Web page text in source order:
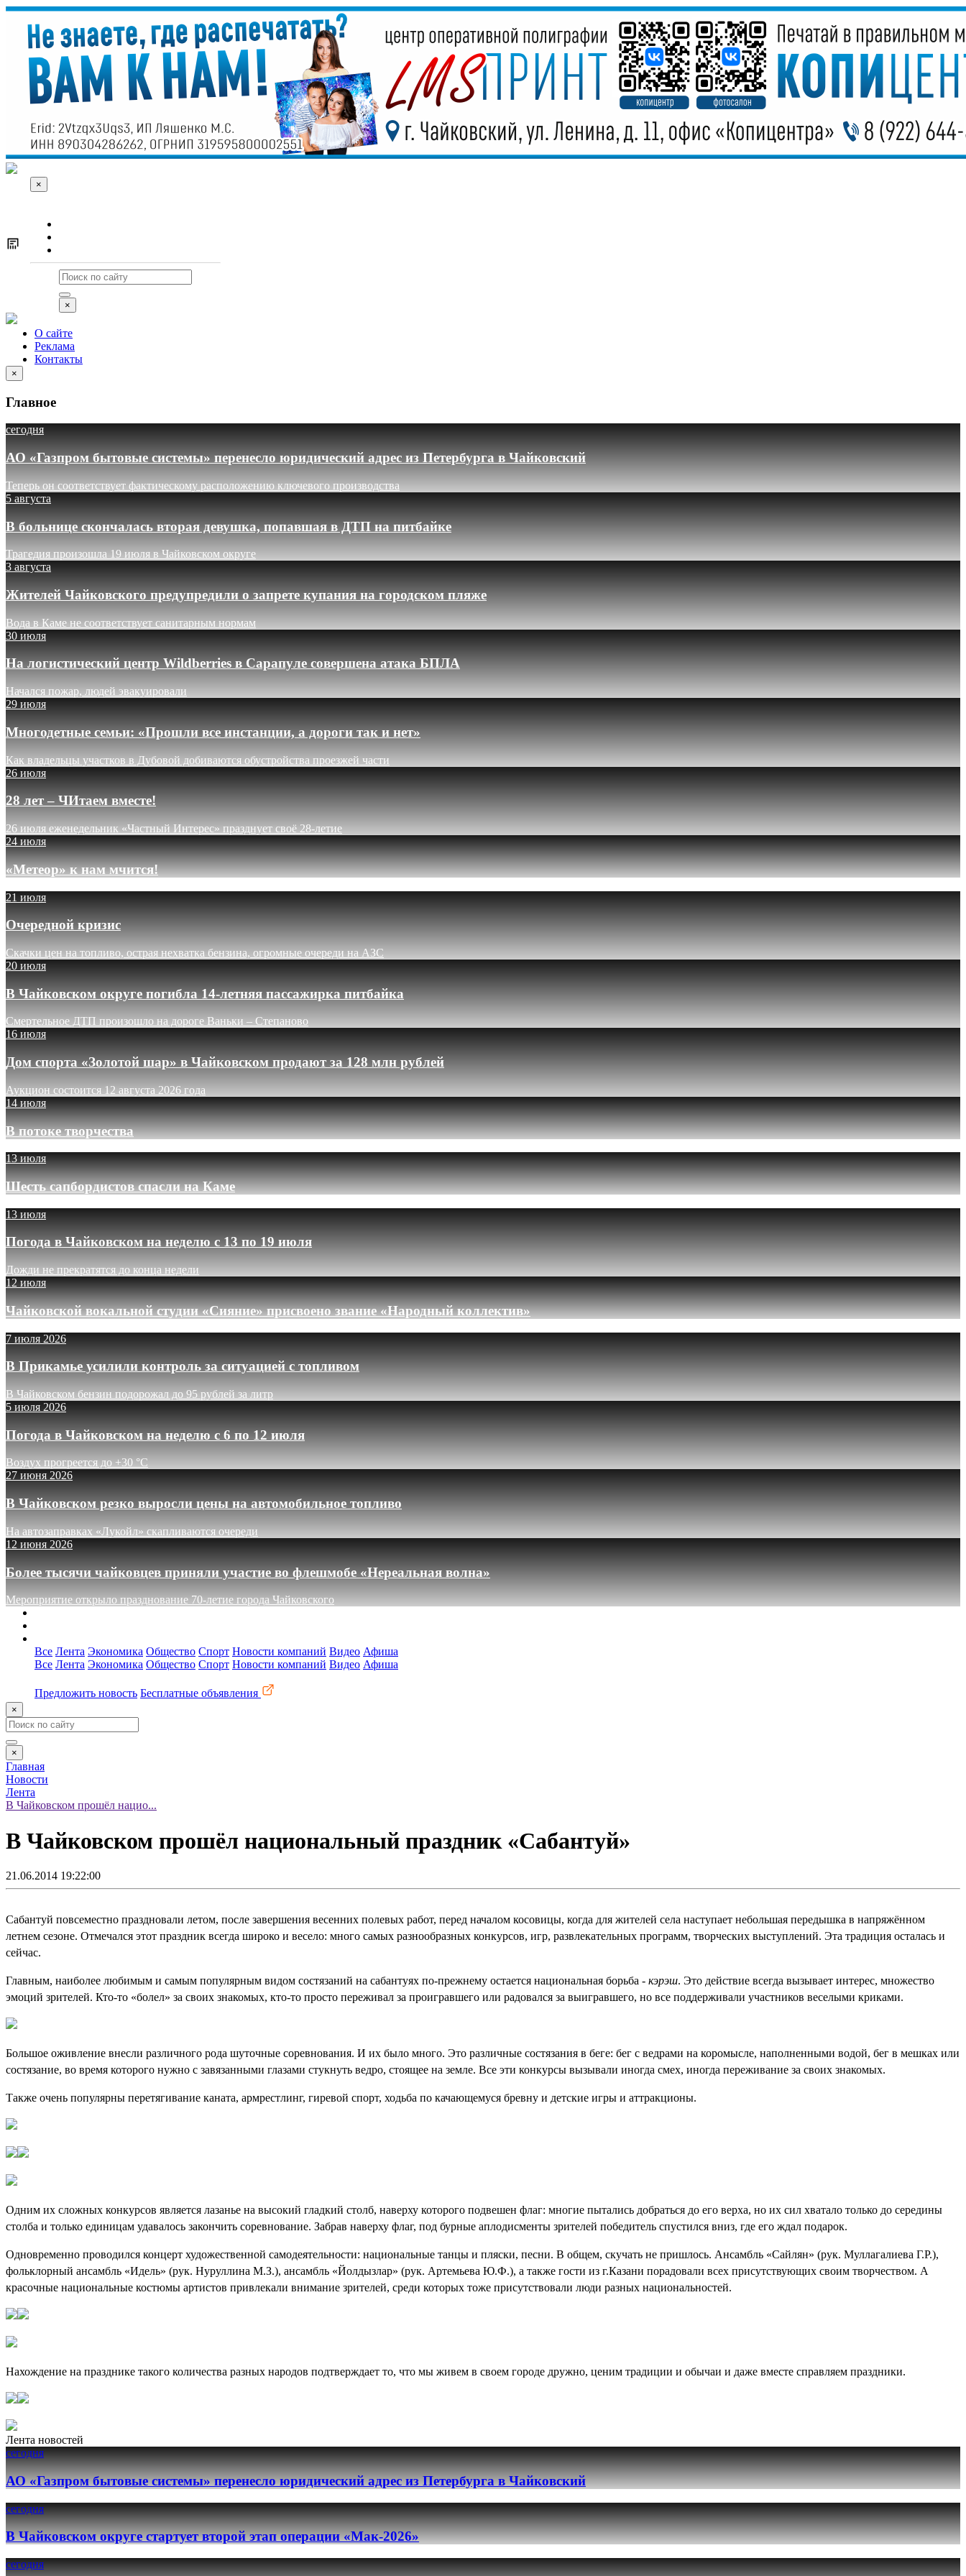
×
×
О сайте
Реклама
Контакты
×
Главное
сегодня
АО «Газпром бытовые системы» перенесло юридический адрес из Петербурга в Чайковский
Теперь он соответствует фактическому расположению ключевого производства
5 августа
В больнице скончалась вторая девушка, попавшая в ДТП на питбайке
Трагедия произошла 19 июля в Чайковском округе
3 августа
Жителей Чайковского предупредили о запрете купания на городском пляже
Вода в Каме не соответствует санитарным нормам
30 июля
На логистический центр Wildberries в Сарапуле совершена атака БПЛА
Начался пожар, людей эвакуировали
29 июля
Многодетные семьи: «Прошли все инстанции, а дороги так и нет»
Как владельцы участков в Дубовой добиваются обустройства проезжей части
26 июля
28 лет – ЧИтаем вместе!
26 июля еженедельник «Частный Интерес» празднует своё 28-летие
24 июля
«Метеор» к нам мчится!
21 июля
Очередной кризис
Скачки цен на топливо, острая нехватка бензина, огромные очереди на АЗС
20 июля
В Чайковском округе погибла 14-летняя пассажирка питбайка
Смертельное ДТП произошло на дороге Ваньки – Степаново
16 июля
Дом спорта «Золотой шар» в Чайковском продают за 128 млн рублей
Аукцион состоится 12 августа 2026 года
14 июля
В потоке творчества
13 июля
Шесть сапбордистов спасли на Каме
13 июля
Погода в Чайковском на неделю с 13 по 19 июля
Дожди не прекратятся до конца недели
12 июля
Чайковской вокальной студии «Сияние» присвоено звание «Народный коллектив»
7 июля 2026
В Прикамье усилили контроль за ситуацией с топливом
В Чайковском бензин подорожал до 95 рублей за литр
5 июля 2026
Погода в Чайковском на неделю с 6 по 12 июля
Воздух прогреется до +30 °C
27 июня 2026
В Чайковском резко выросли цены на автомобильное топливо
На автозаправках «Лукойл» скапливаются очереди
12 июня 2026
Более тысячи чайковцев приняли участие во флешмобе «Нереальная волна»
Мероприятие открыло празднование 70-летие города Чайковского
Все Лента Экономика Общество Спорт Новости компаний Видео Афиша
Все Лента Экономика Общество Спорт Новости компаний Видео Афиша
Предложить новость Бесплатные объявления
×
×
Главная
Новости
Лента
В Чайковском прошёл нацио...
В Чайковском прошёл национальный праздник «Сабантуй»
21.06.2014 19:22:00
Сабантуй повсеместно праздновали летом, после завершения весенних полевых работ, перед началом косовицы, когда для жителей села наступает небольшая передышка в напряжённом
летнем сезоне. Отмечался этот праздник всегда широко и весело: много самых разнообразных конкурсов, игр, развлекательных программ, творческих выступлений. Эта традиция осталась и
сейчас.
Главным, наиболее любимым и самым популярным видом состязаний на сабантуях по-прежнему остается национальная борьба - кэрэш. Это действие всегда вызывает интерес, множество
эмоций зрителей. Кто-то «болел» за своих знакомых, кто-то просто переживал за проигравшего или радовался за выигравшего, но все поддерживали участников веселыми криками.
Большое оживление внесли различного рода шуточные соревнования. И их было много. Это различные состязания в беге: бег с ведрами на коромысле, наполненными водой, бег в мешках или
состязание, во время которого нужно с завязанными глазами стукнуть ведро, стоящее на земле. Все эти конкурсы вызывали иногда смех, иногда переживание за своих знакомых.
Также очень популярны перетягивание каната, армрестлинг, гиревой спорт, ходьба по качающемуся бревну и детские игры и аттракционы.
Одним их сложных конкурсов является лазанье на высокий гладкий столб, наверху которого подвешен флаг: многие пытались добраться до его верха, но их сил хватало только до середины
столба и только единицам удавалось закончить соревнование. Забрав наверху флаг, под бурные аплодисменты зрителей победитель спустился вниз, где его ждал подарок.
Одновременно проводился концерт художественной самодеятельности: национальные танцы и пляски, песни. В общем, скучать не пришлось. Ансамбль «Сайлян» (рук. Муллагалиева Г.Р.),
фольклорный ансамбль «Идель» (рук. Нуруллина М.З.), ансамбль «Йолдызлар» (рук. Артемьева Ю.Ф.), а также гости из г.Казани порадовали всех присутствующих своим творчеством. А
красочные национальные костюмы артистов привлекали внимание зрителей, среди которых тоже присутствовали люди разных национальностей.
Нахождение на празднике такого количества разных народов подтверждает то, что мы живем в своем городе дружно, ценим традиции и обычаи и даже вместе справляем праздники.
Лента новостей
сегодня
АО «Газпром бытовые системы» перенесло юридический адрес из Петербурга в Чайковский
сегодня
В Чайковском округе стартует второй этап операции «Мак-2026»
сегодня